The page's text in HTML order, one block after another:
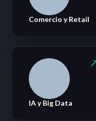
Comercio y Retail
IA y Big Data